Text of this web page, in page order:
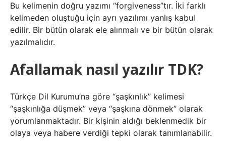
Bu kelimenin doğru yazımı “forgiveness”tır. İki farklı
kelimeden oluştuğu için ayrı yazılımı yanlış kabul
edilir. Bir bütün olarak ele alınmalı ve bir bütün olarak
yazılmalıdır.
Afallamak nasıl yazılır TDK?
Türkçe Dil Kurumu’na göre “şaşkınlık” kelimesi
“şaşkınlığa düşmek” veya “şaşkına dönmek” olarak
yorumlanmaktadır. Bir kişinin aldığı beklenmedik bir
olaya veya habere verdiği tepki olarak tanımlanabilir.